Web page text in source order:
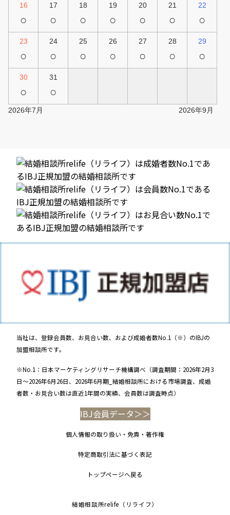
16
○
17
○
18
○
19
○
20
○
21
○
22
○
23
○
24
○
25
○
26
○
27
○
28
○
29
○
30
○
31
○
2026年7月 2026年9月
当社は、登録会員数、お見合い数、および成婚者数No.1（※）のIBJの
加盟相談所です。
※No.1：日本マーケティングリサーチ機構調べ（調査期間：2026年2月3
日～2026年6月26日、2026年6月期_結婚相談所における市場調査、成婚
者数・お見合い数は直近1年間の実績、会員数は調査時点）
IBJ会員データ＞＞
個人情報の取り扱い・免責・著作権
特定商取引法に基づく表記
トップページへ戻る
結婚相談所relife（リライフ）